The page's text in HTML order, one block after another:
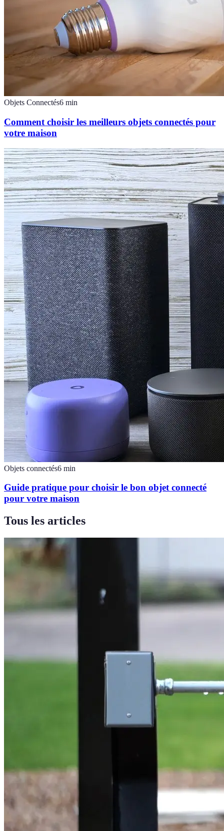
Objets Connectés6 min
Comment choisir les meilleurs objets connectés pour
votre maison
Objets connectés6 min
Guide pratique pour choisir le bon objet connecté
pour votre maison
Tous les articles